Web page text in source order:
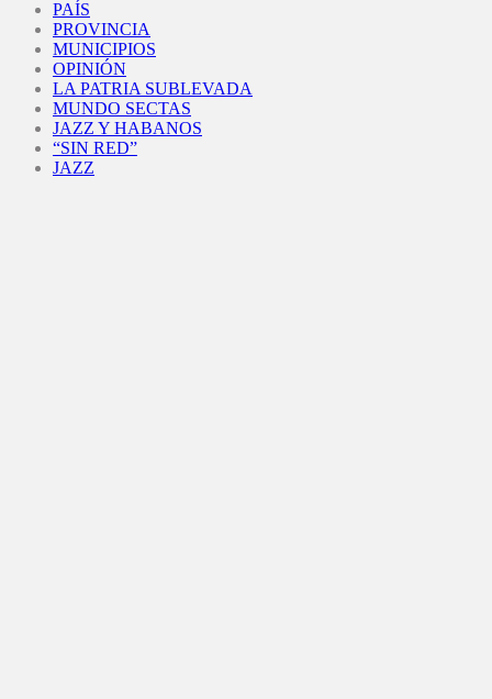
PAÍS
PROVINCIA
MUNICIPIOS
OPINIÓN
LA PATRIA SUBLEVADA
MUNDO SECTAS
JAZZ Y HABANOS
“SIN RED”
JAZZ